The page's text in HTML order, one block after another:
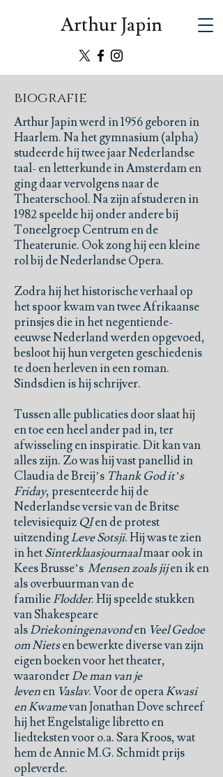
Arthur Japin
biografie
Arthur Japin werd in 1956 geboren in
Haarlem. Na het gymnasium (alpha)
studeerde hij twee jaar Nederlandse
taal- en letterkunde in Amsterdam en
ging daar vervolgens naar de
Theaterschool. Na zijn afstuderen in
1982 speelde hij onder andere bij
Toneelgroep Centrum en de
Theaterunie. Ook zong hij een kleine
rol bij de Nederlandse Opera.
Zodra hij het historische verhaal op
het spoor kwam van twee Afrikaanse
prinsjes die in het negentiende-
eeuwse Nederland werden opgevoed,
besloot hij hun vergeten geschiedenis
te doen herleven in een roman.
Sindsdien is hij schrijver.
Tussen alle publicaties door slaat hij
en toe een heel ander pad in, ter
afwisseling en inspiratie. Dit kan van
alles zijn. Zo was hij vast panellid in
Claudia de Breij’s Thank God it’s
Friday, presenteerde hij de
Nederlandse versie van de Britse
televisiequiz QIen de protest
uitzendingLeve Sotsji. Hij was te zien
in hetSinterklaasjournaalmaar ook in
Kees Brusse’s Mensen zoals jijen ik en
als overbuurman van de
familieFlodder. Hij speelde stukken
van Shakespeare
alsDriekoningenavonden Veel Gedoe
om Nietsen bewerkte diverse van zijn
eigen boeken voor het theater,
waaronderDe man van je
levenen Vaslav. Voor de operaKwasi
en Kwamevan Jonathan Dove schreef
hij het Engelstalige libretto en
liedteksten voor o.a. Sara Kroos, wat
hem de Annie M.G. Schmidt prijs
opleverde.